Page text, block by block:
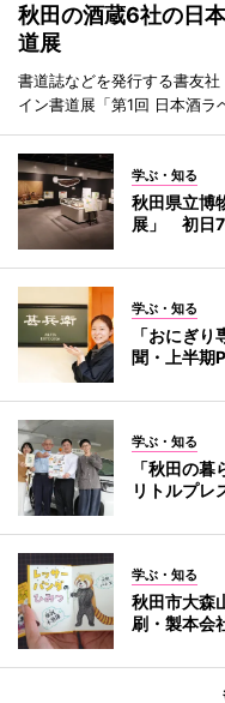
秋田の酒蔵6社の日
道展
書道誌などを発行する書友
イン書道展「第1回 日本酒ラ
学ぶ・知る
秋田県立博
展」 初日
学ぶ・知る
「おにぎ
聞・上半期
学ぶ・知る
「秋田の
リトルプレ
学ぶ・知る
秋田市大森
刷・製本会